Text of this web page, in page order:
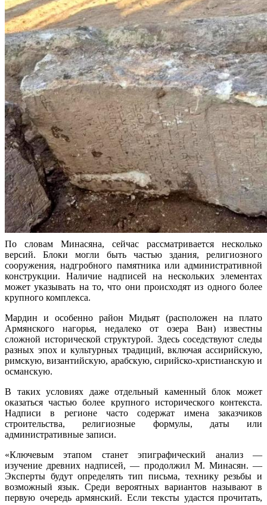
По словам Минасяна, cейчас рассматривается несколько
версий. Блоки могли быть частью здания, религиозного
сооружения, надгробного памятника или административной
конструкции. Наличие надписей на нескольких элементах
может указывать на то, что они происходят из одного более
крупного комплекса.
Мардин и особенно район Мидьят (расположен на плато
Армянского нагорья, недалеко от озера Ван) известны
сложной исторической структурой. Здесь соседствуют следы
разных эпох и культурных традиций, включая ассирийскую,
римскую, византийскую, арабскую, сирийско-христианскую и
османскую.
В таких условиях даже отдельный каменный блок может
оказаться частью более крупного исторического контекста.
Надписи в регионе часто содержат имена заказчиков
строительства, религиозные формулы, даты или
административные записи.
«Ключевым этапом станет эпиграфический анализ —
изучение древних надписей, — продолжил М. Минасян. —
Эксперты будут определять тип письма, технику резьбы и
возможный язык. Среди вероятных вариантов называют в
первую очередь армянский. Если тексты удастся прочитать,